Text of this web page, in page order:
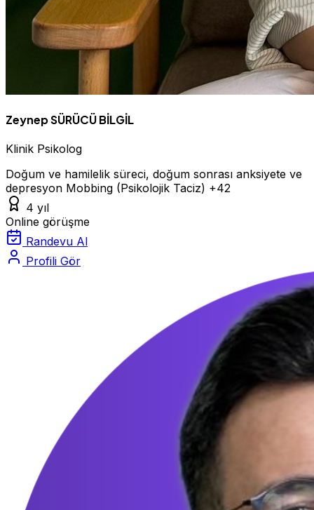
Zeynep SÜRÜCÜ BİLGİL
Klinik Psikolog
Doğum ve hamilelik süreci, doğum sonrası anksiyete ve
depresyon Mobbing (Psikolojik Taciz) +42
4 yıl
Online görüşme
Randevu Al
Profili Gör